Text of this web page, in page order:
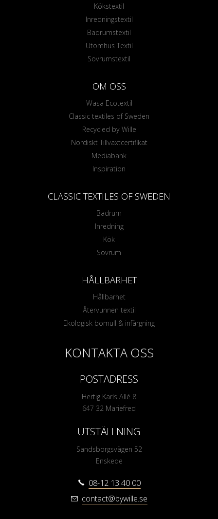
Kökstextil
Inredningstextil
Badrumstextil
Utomhus Textil
Sovrumstextil
OM OSS
Wasa Ecotextil
Classic textiles of Sweden
Recycled by Wille
Nordiskt Tillväxtcertifikat
Mediabank
Inspiration
CLASSIC TEXTILES OF SWEDEN
Badrum
Inredning
Kök
Sovrum
HÅLLBARHET
Hållbarhet
Återvunnen textil
Ekologisk bomull & infärgning
KONTAKTA OSS
POSTADRESS
Hertig Karls Allé 8
647 32 Mariefred
UTSTÄLLNING
Sandsborgsvägen 52
Enskede
08-12 13 40 00
contact@bywille.se